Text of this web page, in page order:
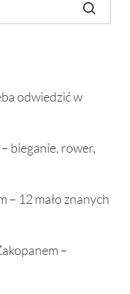
odwiedzić w
bieganie, rower,
– 12 mało znanych
–